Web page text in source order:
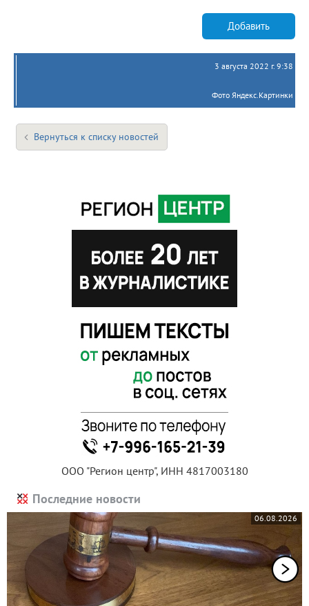
Добавить
3 августа 2022 г. 9:38
Фото Яндекс.Картинки
Вернуться к списку новостей
ООО "Регион центр", ИНН 4817003180
Последние новости
06.08.2026